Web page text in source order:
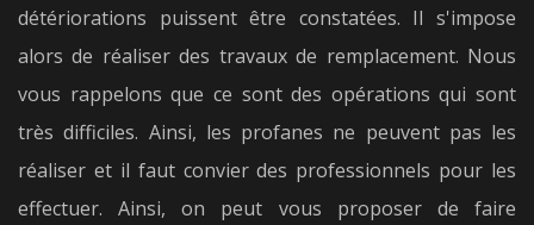
détériorations puissent être constatées. Il s'impose
alors de réaliser des travaux de remplacement. Nous
vous rappelons que ce sont des opérations qui sont
très difficiles. Ainsi, les profanes ne peuvent pas les
réaliser et il faut convier des professionnels pour les
effectuer. Ainsi, on peut vous proposer de faire